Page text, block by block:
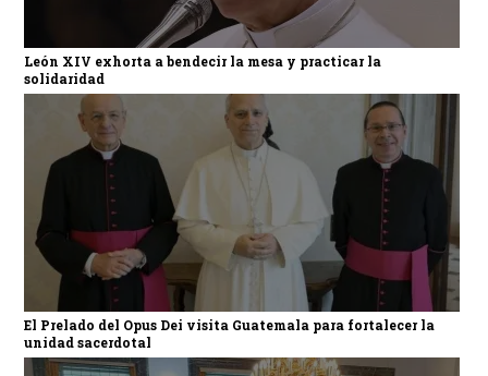
León XIV exhorta a bendecir la mesa y practicar la
solidaridad
El Prelado del Opus Dei visita Guatemala para fortalecer la
unidad sacerdotal